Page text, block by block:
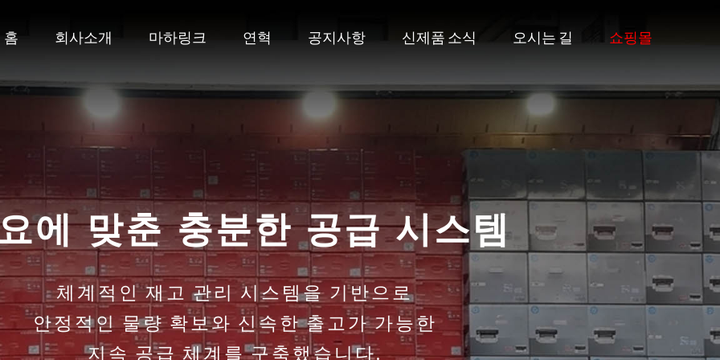
홈 회사소개 마하링크 연혁 공지사항 신제품 소식 오시는 길 쇼핑몰
ipTIME 부산·경남 총판
네트워크 전문 브랜드 ipTIME의 다양한 제품들을
부산·경남 지역에 안정적으로 공급합니다.